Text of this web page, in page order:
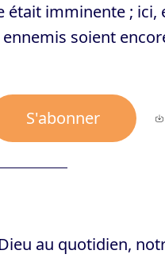
était imminente ; ici,
soient
S'abonner
au quotidien,